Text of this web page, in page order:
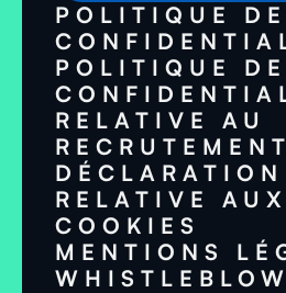
POLITIQUE DE
POLITIQUE DE
RELATIVE AU
RECRUTEMENT
DÉCLARATION
RELATIVE AUX
COOKIES
MENTIONS